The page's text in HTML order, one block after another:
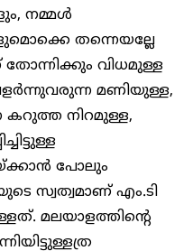
നമ്മൾ
തന്നെയല്ലേ
വിധമുള്ള
മണിയുള്ള,
കറുത്ത നിറമുള്ള,
പോലും
സ്വത്വമാണ് എം.ടി
മലയാളത്തിന്റെ